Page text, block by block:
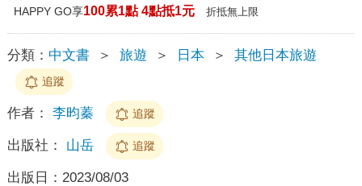
HAPPY GO享100累1點 4點抵1元 折抵無上限
分類： 中文書 ＞ 旅遊 ＞ 日本 ＞ 其他日本旅遊
追蹤
作者： 李昀蓁 追蹤
出版社： 山岳 追蹤
出版日： 2023/08/03